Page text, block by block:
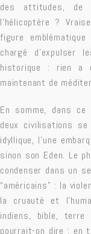
des attitudes, de
l’hélicoptère ?
figure
chargé d’expulser
historique : rien a
maintenant de
En somme, dans ce
deux civilisations
idyllique, l’une
sinon son Eden. Le
condenser dans un
“américains” : la
la cruauté et
indiens, bible,
pourrait-on dire : en